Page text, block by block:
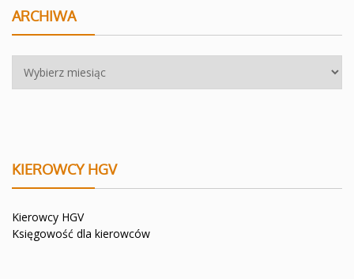
ARCHIWA
KIEROWCY HGV
Kierowcy HGV
Księgowość dla kierowców